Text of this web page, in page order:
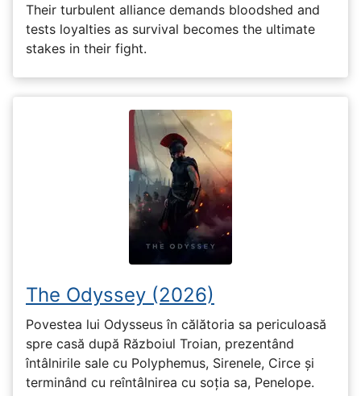
Their turbulent alliance demands bloodshed and
tests loyalties as survival becomes the ultimate
stakes in their fight.
The Odyssey (2026)
Povestea lui Odysseus în călătoria sa periculoasă
spre casă după Războiul Troian, prezentând
întâlnirile sale cu Polyphemus, Sirenele, Circe și
terminând cu reîntâlnirea cu soția sa, Penelope.